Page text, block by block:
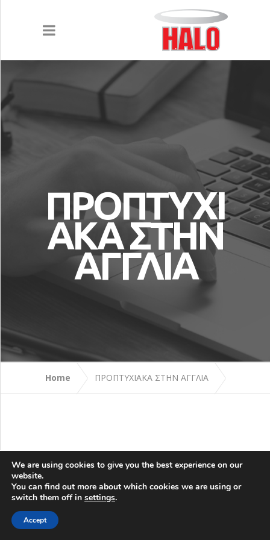
ΑΓΓΛΙΚΑ ΠΑΝΕΠΙΣΤΗΜΙΑ
ΣΠΟΥΔΕΣ ΣΤΗΝ ΙΡΛΑΝΔΙΑ
ΣΠΟΥΔΕΣ ΣΤΗΝ ΟΛΛΑΝΔΙΑ
ΠΡΟΠΤΥΧΙ
ΑΚΑ ΣΤΗΝ
ΑΓΓΛΙΑ
Home ΠΡΟΠΤΥΧΙΑΚΑ ΣΤΗΝ ΑΓΓΛΙΑ
Προπτυχιακά στην
Αγγλία
Τα Βρετανικά Πανεπιστήμια
συγκαταλέγονται στα πιο διάσημα
We are using cookies to give you the best experience on our
website.
You can find out more about which cookies we are using or
switch them off in settings.
Accept